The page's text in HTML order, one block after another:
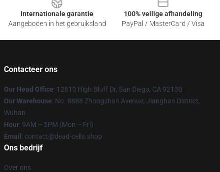
Internationale garantie
Aangeboden in het gebruiksland
100% veilige afhandeling
PayPal / MasterCard / Visa
Contacteer ons
Our Head Office: 12810 High Bluff Dr, San Diego, CA 92130
Our Warehouse: No. 8888 Zhongshan Avenue, Jianghan District,
Wuhan
Hour: 9AM – 5PM (Mon – Fri)
Email : contact@dead-cells.shop
Ons bedrijf
Over ons